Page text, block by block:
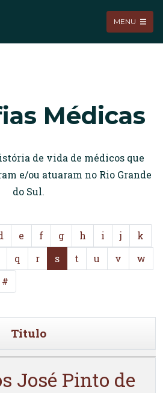
MENU
Médicas
de vida de médicos que
e/ou atuaram no Rio Grande
do Sul.
e f g h i j
k
q r s t u v
w
#
Titulo
José Pinto de